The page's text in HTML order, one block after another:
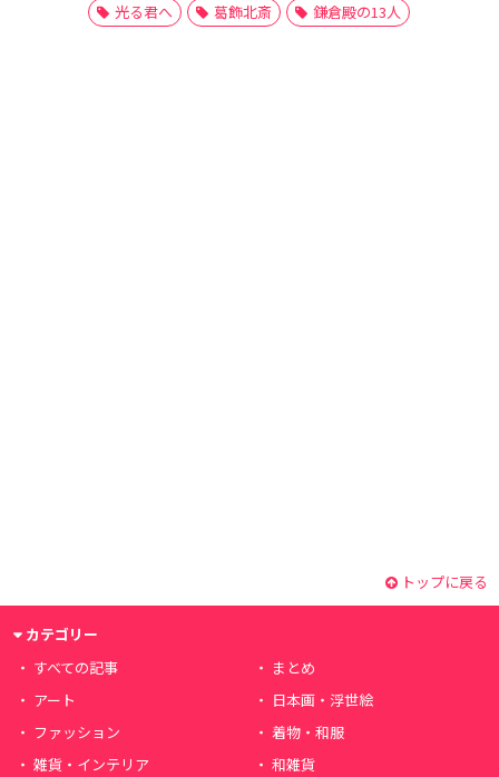
光る君へ
葛飾北斎 鎌倉殿の13人
トップに戻る
カテゴリー
すべての記事
まとめ
アート
日本画・浮世絵
ファッション
着物・和服
雑貨・インテリア
和雑貨